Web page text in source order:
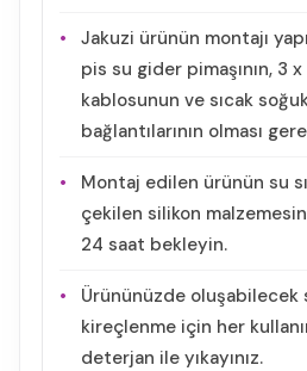
Jakuzi ürünün montajı
pis su gider pimaşının, 3
kablosunun ve sıcak
bağlantılarının olması
Montaj edilen ürünün su
çekilen silikon
24 saat bekleyin.
Ürününüzde oluşabilecek
kireçlenme için her
deterjan ile yıkayınız.